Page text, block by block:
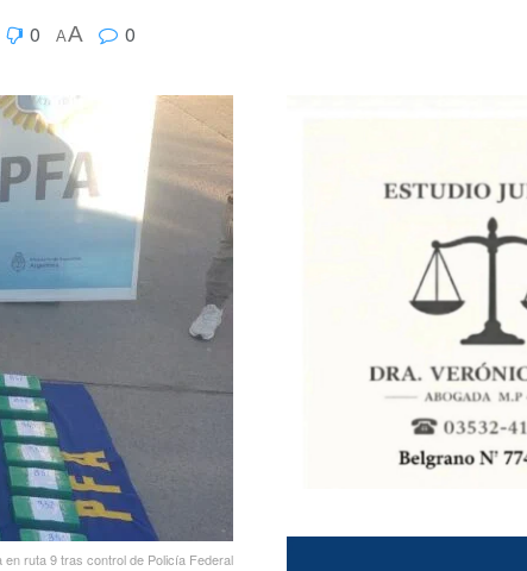
0 AA 0
ruta 9 tras control de Policía Federal